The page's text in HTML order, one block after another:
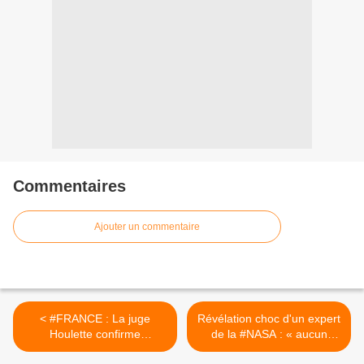
Commentaires
Ajouter un commentaire
< #FRANCE : La juge
Houlette confirme
l’illégitimité de #Macron
Révélation choc d'un expert
de la #NASA : « aucun
astronaute n'aurait jamais